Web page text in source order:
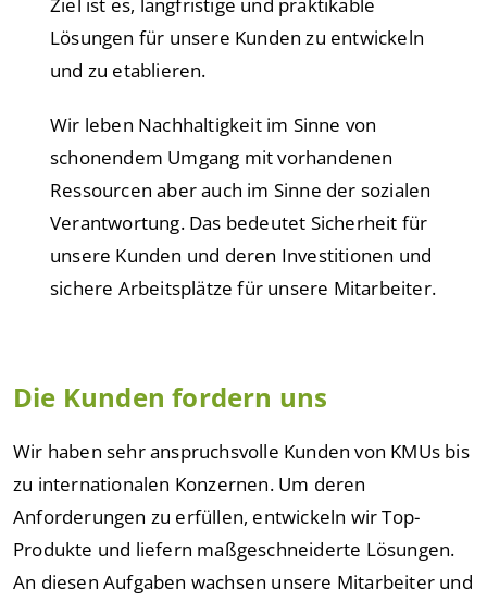
Ziel ist es, langfristige und praktikable
Lösungen für unsere Kunden zu entwickeln
und zu etablieren.
Wir leben Nachhaltigkeit im Sinne von
schonendem Umgang mit vorhandenen
Ressourcen aber auch im Sinne der sozialen
Verantwortung. Das bedeutet Sicherheit für
unsere Kunden und deren Investitionen und
sichere Arbeitsplätze für unsere Mitarbeiter.
Die Kunden fordern uns
Wir haben sehr anspruchsvolle Kunden von KMUs bis
zu internationalen Konzernen. Um deren
Anforderungen zu erfüllen, entwickeln wir Top-
Produkte und liefern maßgeschneiderte Lösungen.
An diesen Aufgaben wachsen unsere Mitarbeiter und